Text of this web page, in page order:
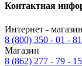
Контактная
Интернет - магазин
8 (800) 350 - 01 - 81
Магазин
8 (862) 277 - 79 - 15